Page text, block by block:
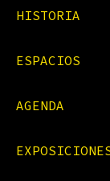
HISTORIA
ESPACIOS
AGENDA